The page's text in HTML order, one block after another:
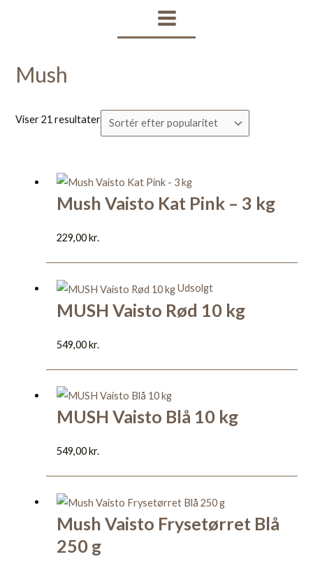
MAIN
MENU
Mush
Viser 21 resultater
Mush Vaisto Kat Pink – 3 kg
229,00kr.
Udsolgt
MUSH Vaisto Rød 10 kg
549,00kr.
MUSH Vaisto Blå 10 kg
549,00 kr.
Mush Vaisto Frysetørret Blå
250 g